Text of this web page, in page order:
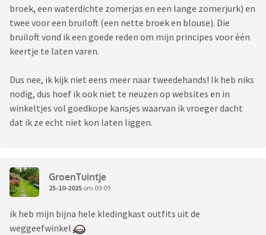
broek, een waterdichte zomerjas en een lange zomerjurk) en
twee voor een bruiloft (een nette broek en blouse). Die
bruiloft vond ik een goede reden om mijn principes voor één
keertje te laten varen.
Dus nee, ik kijk niet eens meer naar tweedehands! Ik heb niks
nodig, dus hoef ik ook niet te neuzen op websites en in
winkeltjes vol goedkope kansjes waarvan ik vroeger dacht
dat ik ze echt niet kon laten liggen.
GroenTuintje
25-10-2025 om 09:09
ik heb mijn bijna hele kledingkast outfits uit de
weggeefwinkel